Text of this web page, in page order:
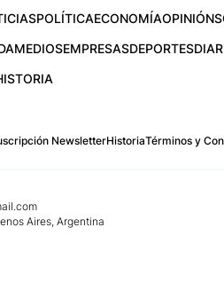
POLÍTICAECONOMÍAOPINIÓN
MEDIOSEMPRESASDEPORTES
NewsletterHistoriaTérminos y
Aires, Argentina